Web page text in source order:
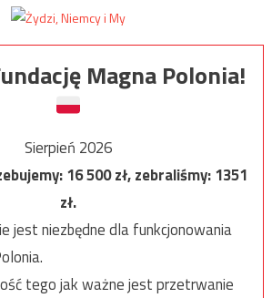
Magna Polonia!
Sierpień 2026
16 500zł, zebraliśmy:1351
zł.
jest niezbędne dla funkcjonowania
tego jak ważne jest przetrwanie